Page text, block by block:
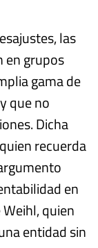
las
en grupos
gama de
que no
Dicha
recuerda
en
quien
entidad sin